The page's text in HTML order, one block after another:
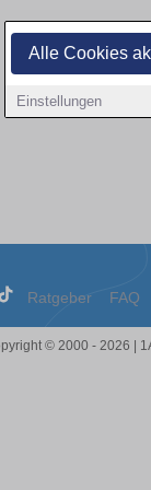
Alle Cookies
Einstellungen
Ratgeber FAQ
© 2000 - 2026 |